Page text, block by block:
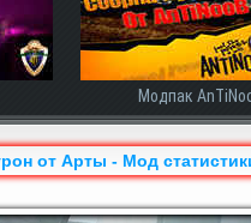
Модпак
от Арты - Мод